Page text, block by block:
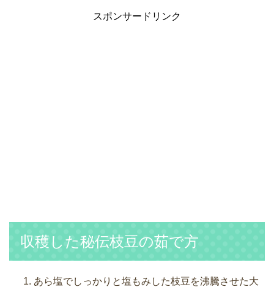
スポンサードリンク
収穫した秘伝枝豆の茹で方
あら塩でしっかりと塩もみした枝豆を沸騰させた大